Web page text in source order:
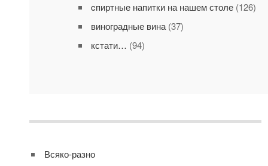
cпиртные напитки на нашем столе(126)
виноградные вина(37)
кстати… (94)
Всяко-разно